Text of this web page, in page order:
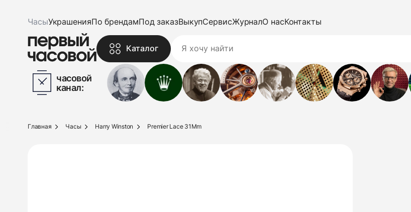
ЧасыУкрашенияПо брендамПод заказВыкупСервисЖурналО насКонтакты
Каталог
часовой
канал:
Главная Часы Harry Winston Premier Lace 31Mm